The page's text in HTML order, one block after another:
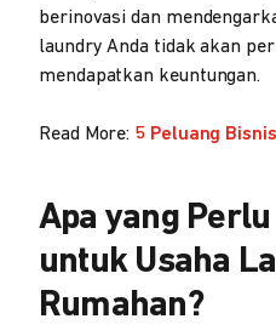
berinovasi dan
laundry Anda tidak akan
mendapatkan keuntungan.
Read More: 5 Peluang
Apa yang
untuk Usaha
Rumahan?